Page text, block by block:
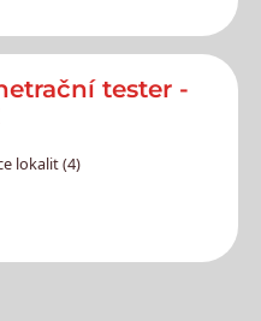
tester -
lokalit (4)